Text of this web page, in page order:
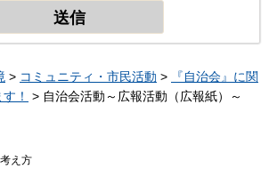
> コミュニティ・市民活動 >
『自治会』に関
！
> 自治会活動～広報活動（広報紙）～
え方